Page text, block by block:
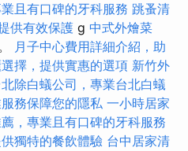
且有口碑的牙科服務 跳蚤清
供有效保護 g 中式外燴菜
月子中心費用詳細介紹，助
擇，提供實惠的選項 新竹外
除白蟻公司，專業台北白蟻
務保障您的隱私 一小時居家
，專業且有口碑的牙科服務
獨特的餐飲體驗 台中居家清